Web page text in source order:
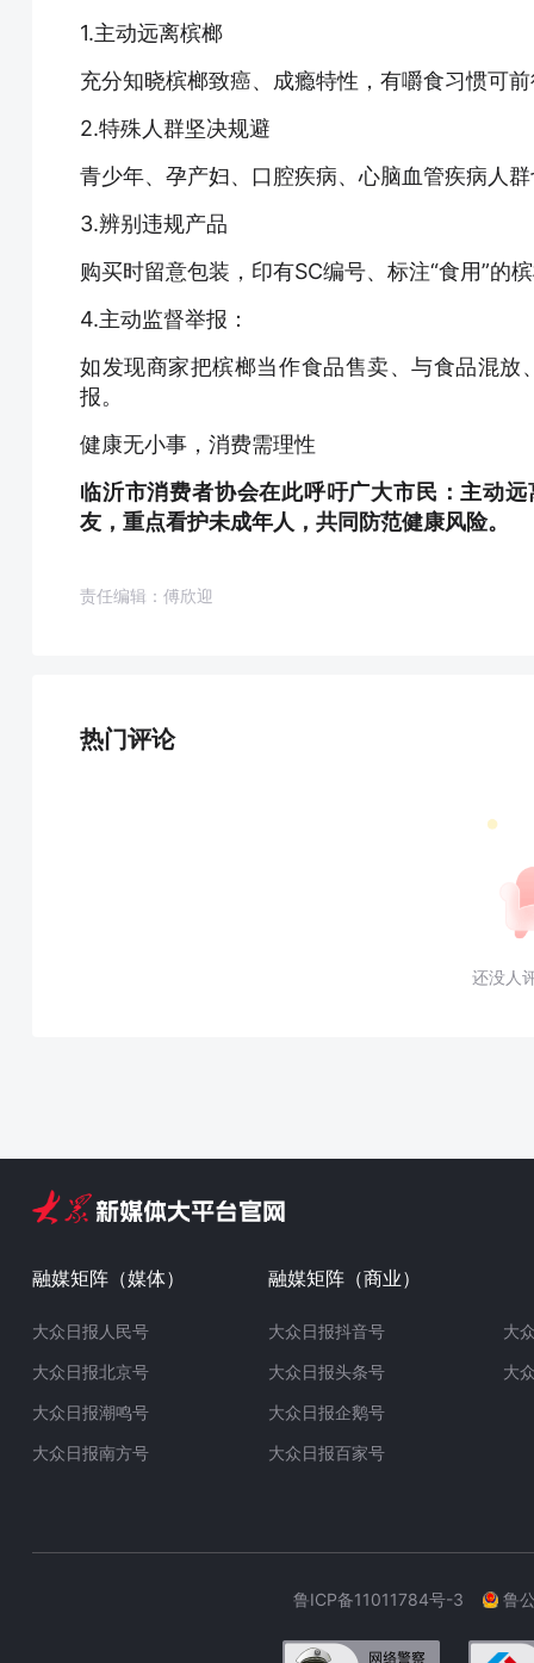
1.主动远离槟榔
充分知晓槟榔致癌、成瘾特性，有嚼食习惯可
2.特殊人群坚决规避
青少年、孕产妇、口腔疾病、心脑血管疾病人
3.辨别违规产品
购买时留意包装，印有SC编号、标注“食用”的
4.主动监督举报：
如发现商家把槟榔当作食品售卖、与食品混
报。
健康无小事，消费需理性
临沂市消费者协会在此呼吁广大市民：主动
友，重点看护未成年人，共同防范健康风险。
责任编辑：傅欣迎
热门评论
还没人
融媒矩阵（媒体）
大众日报人民号
大众日报北京号
大众日报潮鸣号
大众日报南方号
融媒矩阵（商业）
大众日报抖音号
大众日报头条号
大众日报企鹅号
大众日报百家号
大
大
鲁ICP备11011784号-3 鲁